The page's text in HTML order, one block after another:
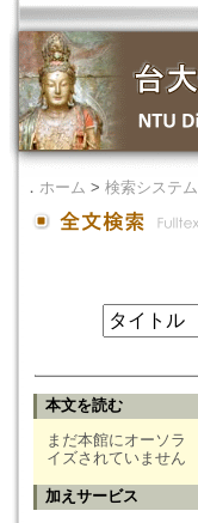
． ホーム > 検索システム
本文を読む
まだ本館にオーソラ
イズされていません
加えサービス